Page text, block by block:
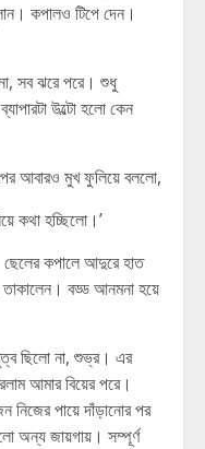
কপালও টিপে দেন।
সব ঝরে পরে। শুধু
উল্টো হলো কেন
আবারও মুখ ফুলিয়ে বললো,
কথা হচ্ছিলো।’
কপালে আদুরে হাত
তাকালেন। বড্ড আনমনা হয়ে
ছিলো না, শুভ্র। এর
আমার বিয়ের পরে।
নিজের পায়ে দাঁড়ানোর পর
অন্য জায়গায়। সম্পূর্ণ